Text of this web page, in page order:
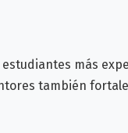
más
también